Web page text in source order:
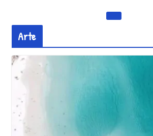
Arte